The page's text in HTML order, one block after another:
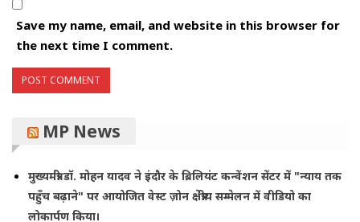
Save my name, email, and website in this browser for
the next time I comment.
MP News
मुख्यमंत्री डॉ. मोहन यादव ने इंदौर के ब्रिलियंट कन्वेंशन सेंटर में "न्याय तक
पहुँच बढ़ाने" पर आयोजित वेस्ट ज़ोन क्षेत्रीय सम्मेलन में वीडियो का
लोकार्पण किया।